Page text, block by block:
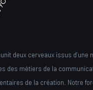
deux cerveaux issus d’une
des métiers de la
de la création. Notre